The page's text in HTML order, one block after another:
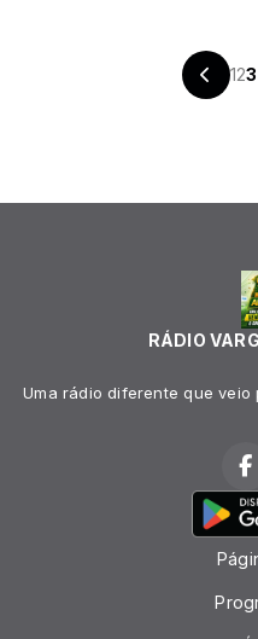
123
RÁDIO
Uma rádio diferente que